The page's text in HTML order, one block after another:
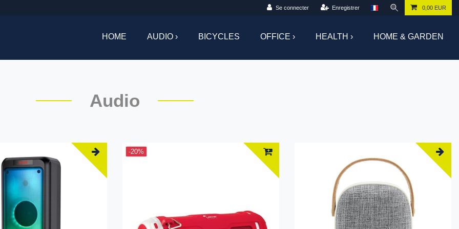
Se connecter Enregistrer 0,00 EUR
HOME AUDIO › BICYCLES OFFICE › HEALTH › HOME & GARDEN
Audio
-20%